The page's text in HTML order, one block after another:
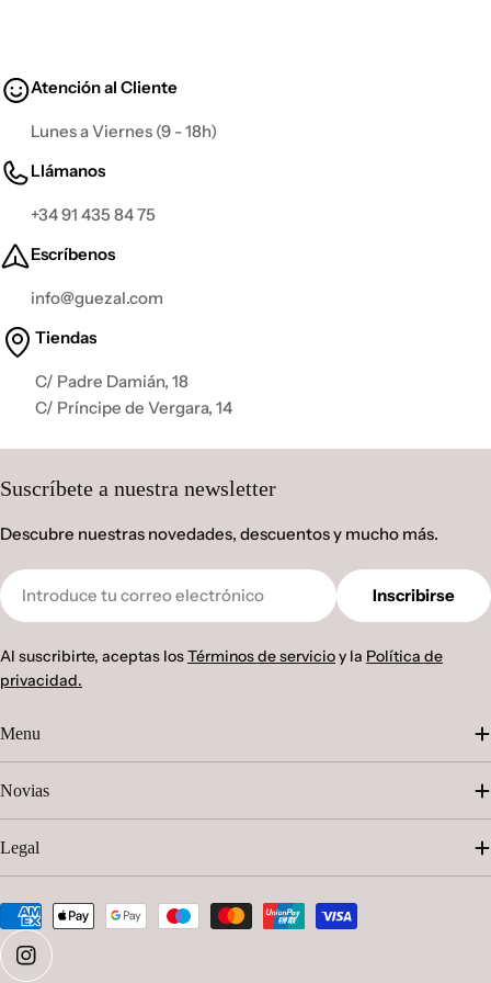
Atención al Cliente
Lunes a Viernes (9 - 18h)
Llámanos
+34 91 435 84 75
Escríbenos
info@guezal.com
Tiendas
C/ Padre Damián, 18
C/ Príncipe de Vergara, 14
Suscríbete a nuestra newsletter
Descubre nuestras novedades, descuentos y mucho más.
Correo
electrónico
Inscribirse
Al suscribirte, aceptas losTérminos de servicioy la Política de
privacidad.
Menu
Novias
Legal
Métodos
de
pagoInstagram